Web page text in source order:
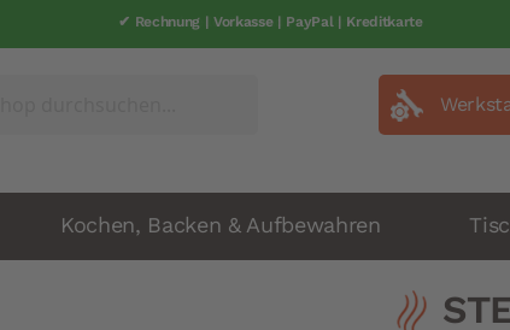
✔ Rechnung | Vorkasse | PayPal | Kreditkarte
✔ schneller Versand | 1-2 Werkatage
Kochen, Backen & Aufbewahren